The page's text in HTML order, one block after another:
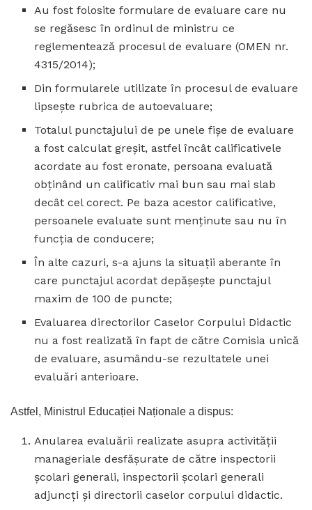
Au fost folosite formulare de evaluare care nu
se regăsesc în ordinul de ministru ce
reglementează procesul de evaluare (OMEN nr.
4315/2014);
Din formularele utilizate în procesul de evaluare
lipsește rubrica de autoevaluare;
Totalul punctajului de pe unele fișe de evaluare
a fost calculat greșit, astfel încât calificativele
acordate au fost eronate, persoana evaluată
obținând un calificativ mai bun sau mai slab
decât cel corect. Pe baza acestor calificative,
persoanele evaluate sunt menținute sau nu în
funcția de conducere;
În alte cazuri, s-a ajuns la situații aberante în
care punctajul acordat depășește punctajul
maxim de 100 de puncte;
Evaluarea directorilor Caselor Corpului Didactic
nu a fost realizată în fapt de către Comisia unică
de evaluare, asumându-se rezultatele unei
evaluări anterioare.
Astfel, Ministrul Educației Naționale a dispus:
Anularea evaluării realizate asupra activităţii
manageriale desfăşurate de către inspectorii
şcolari generali, inspectorii şcolari generali
adjuncți şi directorii caselor corpului didactic.